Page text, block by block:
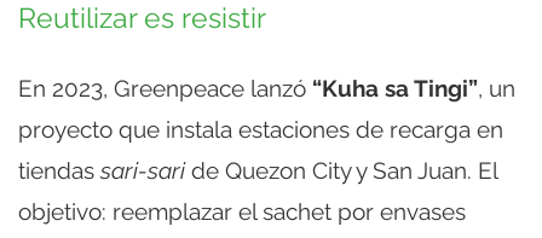
Reutilizar es resistir
En 2023, Greenpeace lanzó “Kuha sa Tingi”, un
proyecto que instala estaciones de recarga en
tiendassari-saride Quezon City y San Juan. El
objetivo: reemplazar el sachet por envases